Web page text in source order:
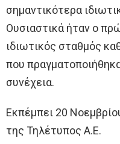
σημαντικότερα
Ουσιαστικά ήταν ο
ιδιωτικός σταθμός
που
συνέχεια.
Εκπέμπει 20
της Τηλέτυπος Α.Ε.